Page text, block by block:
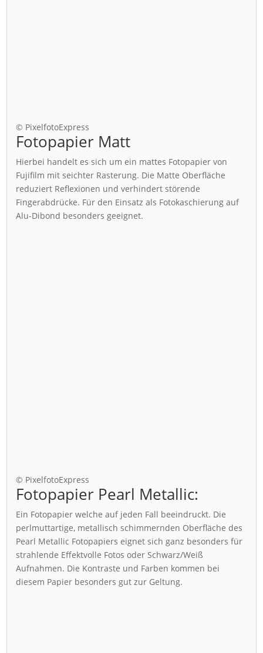
© PixelfotoExpress
Fotopapier Matt
Hierbei handelt es sich um ein mattes Fotopapier von
Fujifilm mit seichter Rasterung. Die Matte Oberfläche
reduziert Reflexionen und verhindert störende
Fingerabdrücke. Für den Einsatz als Fotokaschierung auf
Alu-Dibond besonders geeignet.
© PixelfotoExpress
Fotopapier Pearl Metallic:
Ein Fotopapier welche auf jeden Fall beeindruckt. Die
perlmuttartige, metallisch schimmernden Oberfläche des
Pearl Metallic Fotopapiers eignet sich ganz besonders für
strahlende Effektvolle Fotos oder Schwarz/Weiß
Aufnahmen. Die Kontraste und Farben kommen bei
diesem Papier besonders gut zur Geltung.